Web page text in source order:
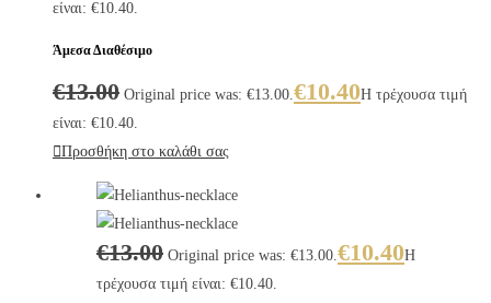
είναι: €10.40.
Άμεσα Διαθέσιμο
€13.00 Original price was: €13.00.€10.40Η τρέχουσα τιμή
είναι: €10.40.
Προσθήκη στο καλάθι σας
€13.00 Original price was: €13.00.€10.40Η
τρέχουσα τιμή είναι: €10.40.